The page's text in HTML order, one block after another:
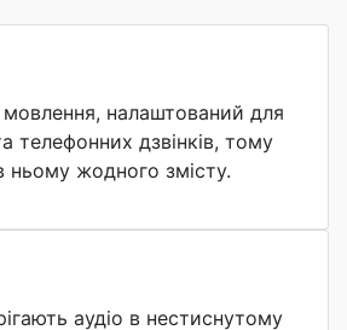
налаштований для
телефонних дзвінків, тому
ньому жодного змісту.
аудіо в нестиснутому